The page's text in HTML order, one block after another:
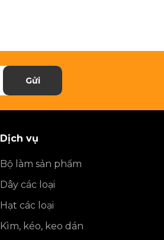
Gửi
Dịch vụ
Bộ làm sản phẩm
Dây các loại
Hạt các loại
Kìm, kéo, keo dán